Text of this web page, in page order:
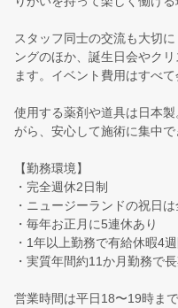
スタッフ同士の交流も大切
ングのほか、誕生日会やク
ます。イベント費用はすべて
使用する薬剤や道具は日本
がら、安心して施術に集中で
【勤務環境】
・完全週休2日制
・ニュージーランドの祝日
・毎年お正月に5連休あり
・1年以上勤務で有給休暇4
・実質年間約11か月勤務で
営業時間は平日18〜19時ま